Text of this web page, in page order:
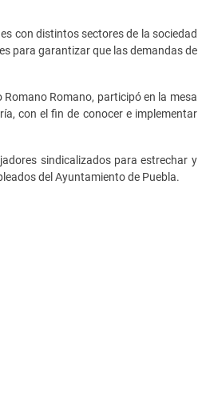
con distintos sectores de la sociedad
para garantizar que las demandas de
Romano, participó en la mesa
con el fin de conocer e implementar
sindicalizados para estrechar y
del Ayuntamiento de Puebla.